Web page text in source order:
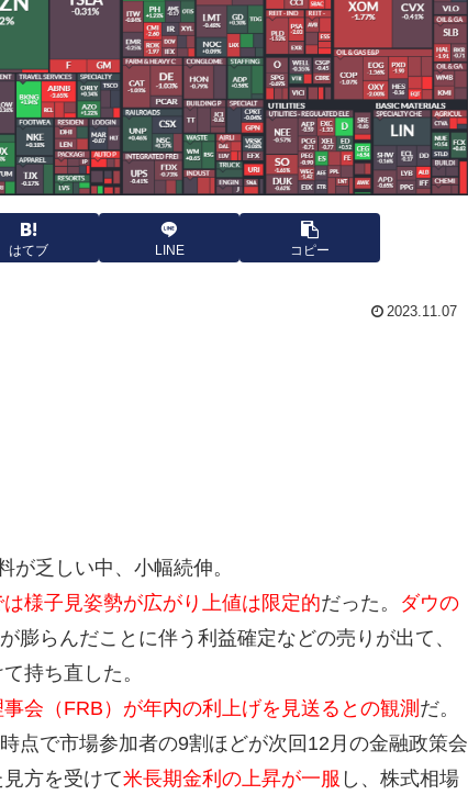
はてブ LINE コピー
2023.11.07
乏しい中、小幅続伸。
様子見姿勢が広がり上値は限定的だった。 ダウの
膨らんだことに伴う利益確定などの売りが出て、
持ち直した。
会（FRB）が年内の利上げを見送るとの観測 だ。
点で市場参加者の9割ほどが次回12月の金融政策会
方を受けて米長期金利の上昇が一服 し、株式相場